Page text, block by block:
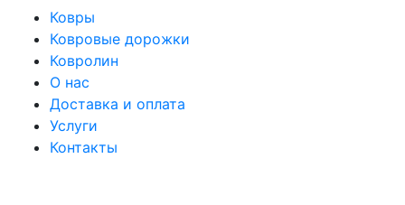
Ковры
Ковровые дорожки
Ковролин
О нас
Доставка и оплата
Услуги
Контакты